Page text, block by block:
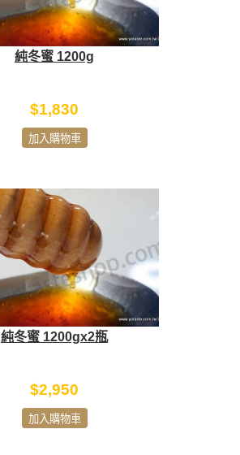
純冬蜜 1200g
$1,830
加入購物車
純冬蜜 1200gx2瓶
$2,950
加入購物車